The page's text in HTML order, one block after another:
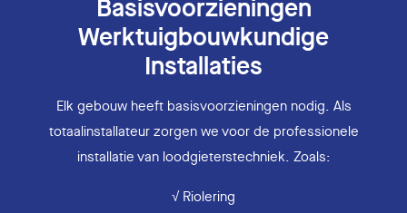
Basisvoorzieningen
Werktuigbouwkundige
Installaties
Elk gebouw heeft basisvoorzieningen nodig. Als
totaalinstallateur zorgen we voor de professionele
installatie van loodgieterstechniek. Zoals:
√ Riolering